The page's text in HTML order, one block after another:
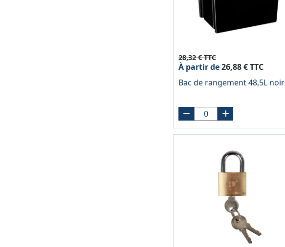
28,32 € TTC
À partir de26,88 € TTC
Bac de rangement 48,5L noir